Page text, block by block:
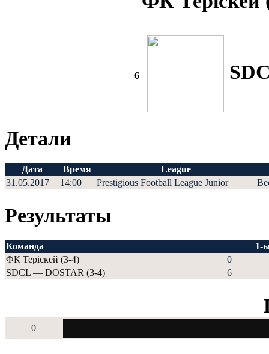
6
Детали
Дата Время
League
31.05.2017
14:00 Prestigious Football League Junior
Результаты
Команда
1-
ФК Теріскей (3-4)
0
SDCL — DOSTAR (3-4)
6
0